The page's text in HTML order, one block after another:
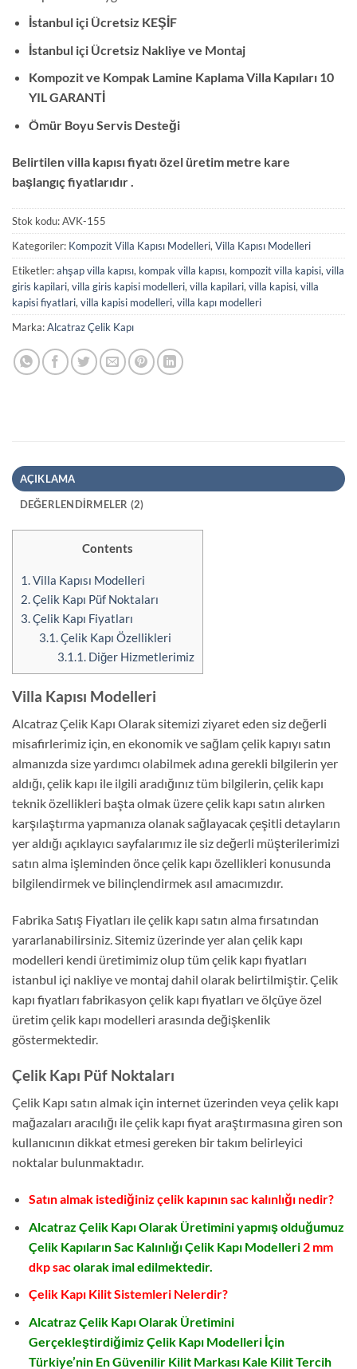
İstanbul içi Ücretsiz KEŞİF
İstanbul içi Ücretsiz Nakliye ve Montaj
Kompozit ve Kompak Lamine Kaplama Villa Kapıları 10
YIL GARANTİ
Ömür Boyu Servis Desteği
Belirtilen villa kapısı fiyatı özel üretim metre kare
başlangıç fiyatlarıdır .
Stok kodu:AVK-155
Kategoriler: Kompozit Villa Kapısı Modelleri, Villa Kapısı Modelleri
Etiketler:ahşap villa kapısı, kompak villa kapısı, kompozit villa kapisi, villa
giris kapilari, villa giris kapisi modelleri, villa kapilari, villa kapisi, villa
kapisi fiyatlari, villa kapisi modelleri, villa kapı modelleri
Marka:Alcatraz Çelik Kapı
AÇIKLAMA
DEĞERLENDIRMELER (2)
Contents
1.Villa Kapısı Modelleri
2.Çelik Kapı Püf Noktaları
3.Çelik Kapı Fiyatları
3.1.Çelik Kapı Özellikleri
3.1.1.Diğer Hizmetlerimiz
Villa Kapısı Modelleri
Alcatraz Çelik Kapı Olarak sitemizi ziyaret eden siz değerli
misafirlerimiz için, en ekonomik ve sağlam çelik kapıyı satın
almanızda size yardımcı olabilmek adına gerekli bilgilerin yer
aldığı, çelik kapı ile ilgili aradığınız tüm bilgilerin, çelik kapı
teknik özellikleri başta olmak üzere çelik kapı satın alırken
karşılaştırma yapmanıza olanak sağlayacak çeşitli detayların
yer aldığı açıklayıcı sayfalarımız ile siz değerli müşterilerimizi
satın alma işleminden önce çelik kapı özellikleri konusunda
bilgilendirmek ve bilinçlendirmek asıl amacımızdır.
Fabrika Satış Fiyatları ile çelik kapı satın alma fırsatından
yararlanabilirsiniz. Sitemiz üzerinde yer alan çelik kapı
modelleri kendi üretimimiz olup tüm çelik kapı fiyatları
istanbul içi nakliye ve montaj dahil olarak belirtilmiştir. Çelik
kapı fiyatları fabrikasyon çelik kapı fiyatları ve ölçüye özel
üretim çelik kapı modelleri arasında değişkenlik
göstermektedir.
Çelik Kapı Püf Noktaları
Çelik Kapı satın almak için internet üzerinden veya çelik kapı
mağazaları aracılığı ile çelik kapı fiyat araştırmasına giren son
kullanıcının dikkat etmesi gereken bir takım belirleyici
noktalar bulunmaktadır.
Satın almak istediğiniz çelik kapının sac kalınlığı nedir?
Alcatraz Çelik Kapı Olarak Üretimini yapmış olduğumuz
Çelik Kapıların Sac Kalınlığı Çelik Kapı Modelleri 2 mm
dkp sacolarak imal edilmektedir.
Çelik Kapı Kilit Sistemleri Nelerdir?
Alcatraz Çelik Kapı Olarak Üretimini
Gerçekleştirdiğimiz Çelik Kapı Modelleri İçin
Türkiye’nin En Güvenilir Kilit Markası Kale Kilit Tercih